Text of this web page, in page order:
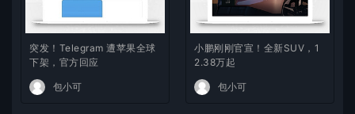
突发！Telegram 遭苹果全球
下架，官方回应
包小可
小鹏刚刚官宣！全新SUV，1
2.38万起
包小可